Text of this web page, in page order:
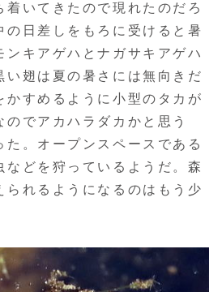
着いてきたので現れたのだろ
の日差しをもろに受けると暑
ンキアゲハとナガサキアゲハ
い翅は夏の暑さには無向きだ
かすめるように小型のタカが
でアカハラダカかと思う
た。オープンスペースである
などを狩っているようだ。森
られるようになるのはもう少